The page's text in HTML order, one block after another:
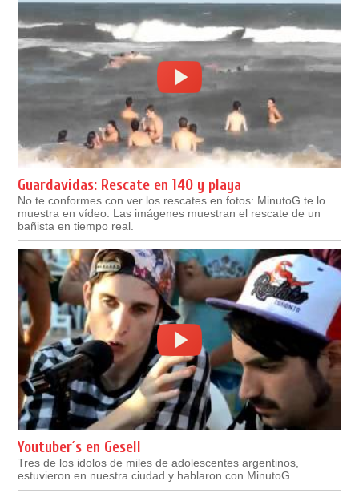
Guardavidas: Rescate en 140 y playa
No te conformes con ver los rescates en fotos: MinutoG te lo
muestra en vídeo. Las imágenes muestran el rescate de un
bañista en tiempo real.
Youtuber´s en Gesell
Tres de los idolos de miles de adolescentes argentinos,
estuvieron en nuestra ciudad y hablaron con MinutoG.